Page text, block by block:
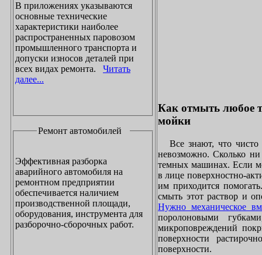
В приложениях указываются
основные технические
характеристики наиболее
распространенных паровозом
промышленного транспорта и
допуски износов деталей при
всех видах ремонта. Читать
далее...
Ремонт автомобилей
Эффективная разборка
аварийного автомобиля на
ремонтном предприятии
обеспечивается наличием
производственной площади,
оборудования, инструмента для
разборочно-сборочных работ.
Как отмыть любое
мойки
Все знают, что чисто
невозможно. Сколько
темных машинах. Если
в лице поверхностно-
им приходится
смыть этот раствор и
Нужно механическое
поролоновыми
микроповреждений
поверхности
поверхности.